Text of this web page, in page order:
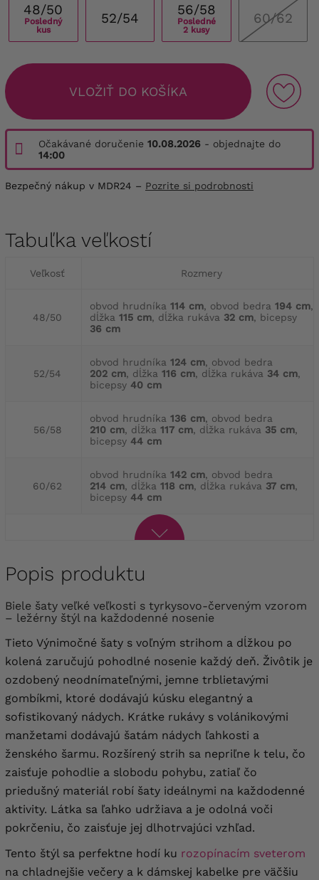
48/50
Posledný
kus
52/54
56/58
Posledné
2 kusy
60/62
VLOŽIŤ DO KOŠÍKA
Očakávané doručenie 10.08.2026 - objednajte do
14:00
Bezpečný nákup v MDR24 – Pozrite si podrobnosti
Tabuľka veľkostí
Veľkosť Rozmery
48/50
obvod hrudníka 114 cm, obvod bedra 194 cm,
dĺžka 115 cm, dĺžka rukáva 32 cm, bicepsy
36 cm
52/54
obvod hrudníka 124 cm, obvod bedra
202 cm, dĺžka 116 cm, dĺžka rukáva 34 cm,
bicepsy 40 cm
56/58
obvod hrudníka 136 cm, obvod bedra
210 cm, dĺžka 117 cm, dĺžka rukáva 35 cm,
bicepsy 44 cm
60/62
obvod hrudníka 142 cm, obvod bedra
214 cm, dĺžka 118 cm, dĺžka rukáva 37 cm,
bicepsy 44 cm
Popis produktu
Biele šaty veľké veľkosti s tyrkysovo-červeným vzorom
– ležérny štýl na každodenné nosenie
Tieto Výnimočné šaty s voľným strihom a dĺžkou po
kolená zaručujú pohodlné nosenie každý deň. Živôtik je
ozdobený neodnímateľnými, jemne trblietavými
gombíkmi, ktoré dodávajú kúsku elegantný a
sofistikovaný nádych. Krátke rukávy s volánikovými
manžetami dodávajú šatám nádych ľahkosti a
ženského šarmu. Rozšírený strih sa nepriľne k telu, čo
zaisťuje pohodlie a slobodu pohybu, zatiaľ čo
priedušný materiál robí šaty ideálnymi na každodenné
aktivity. Látka sa ľahko udržiava a je odolná voči
pokrčeniu, čo zaisťuje jej dlhotrvajúci vzhľad.
Tento štýl sa perfektne hodí ku rozopínacím sveterom
na chladnejšie večery a k dámskej kabelke pre väčšiu